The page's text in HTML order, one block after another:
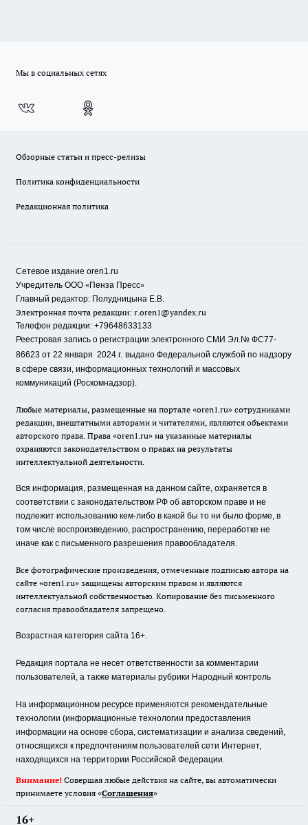
Мы в социальных сетях
Обзорные статьи и пресс-релизы
Политика конфиденциальности
Редакционная политика
Сетевое издание oren1.ru
Учредитель ООО «Пенза Пресс»
Главный редактор: Полудницына Е.В.
Электронная почта редакции: r.oren1@yandex.ru
Телефон редакции: +79648633133
Реестровая запись о регистрации электронного СМИ Эл.№ ФС77-
86623 от 22 января 2024 г. выдано Федеральной службой по надзору
в сфере связи, информационных технологий и массовых
коммуникаций (Роскомнадзор).
Любые материалы, размещенные на портале «oren1.ru» сотрудниками
редакции, внештатными авторами и читателями, являются объектами
авторского права. Права «oren1.ru» на указанные материалы
охраняются законодательством о правах на результаты
интеллектуальной деятельности.
Вся информация, размещенная на данном сайте, охраняется в
соответствии с законодательством РФ об авторском праве и не
подлежит использованию кем-либо в какой бы то ни было форме, в
том числе воспроизведению, распространению, переработке не
иначе как с письменного разрешения правообладателя.
Все фотографические произведения, отмеченные подписью автора на
сайте «oren1.ru» защищены авторским правом и являются
интеллектуальной собственностью. Копирование без письменного
согласия правообладателя запрещено.
Возрастная категория сайта 16+.
Редакция портала не несет ответственности за комментарии
пользователей, а также материалы рубрики Народный контроль
На информационном ресурсе применяются рекомендательные
технологии (информационные технологии предоставления
информации на основе сбора, систематизации и анализа сведений,
относящихся к предпочтениям пользователей сети Интернет,
находящихся на территории Российской Федерации.
Внимание! Совершая любые действия на сайте, вы автоматически
принимаете условия «Cоглашения»
16+